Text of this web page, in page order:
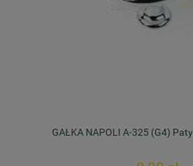
GAŁKA NAPOLI A-325 (G4)